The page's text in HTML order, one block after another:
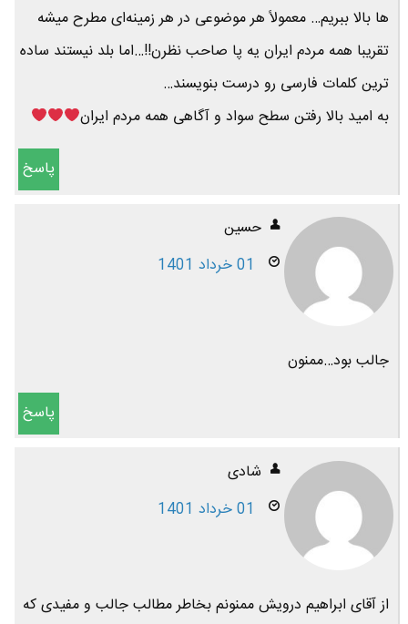
ها بالا ببریم… معمولاً هر موضوعی در هر زمینه‌ای مطرح میشه
تقریبا همه مردم ایران یه پا صاحب نظرن!!…اما بلد نیستند ساده
ترین کلمات فارسی رو درست بنویسند…
به امید بالا رفتن سطح سواد و آگاهی همه مردم ایران
پاسخ
حسین
01 خرداد 1401
جالب بود…ممنون
پاسخ
شادی
01 خرداد 1401
از آقای ابراهیم درویش ممنونم بخاطر مطالب جالب و مفیدی که